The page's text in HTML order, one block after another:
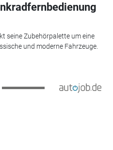
seine Zubehörpalette um eine
und moderne Fahrzeuge.